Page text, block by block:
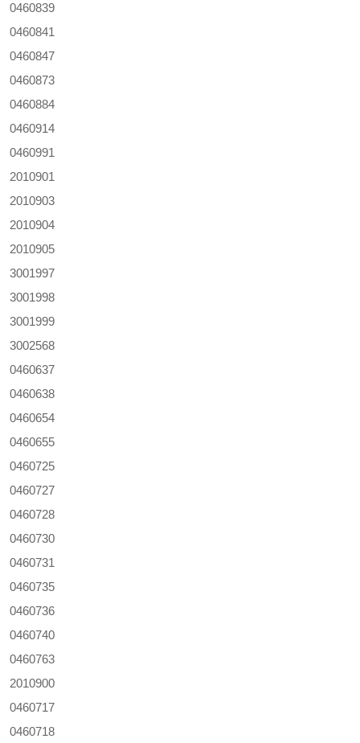
0460839
0460841
0460847
0460873
0460884
0460914
0460991
2010901
2010903
2010904
2010905
3001997
3001998
3001999
3002568
0460637
0460638
0460654
0460655
0460725
0460727
0460728
0460730
0460731
0460735
0460736
0460740
0460763
2010900
0460717
0460718